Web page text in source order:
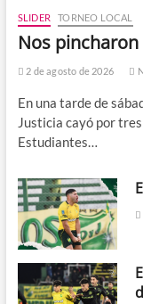
SLIDER TORNEO LOCAL
Nos
2 de agosto de 2026
En una tarde de
Justicia cayó por
Estudiantes…